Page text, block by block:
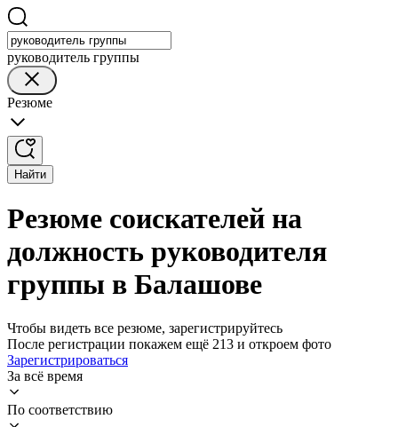
руководитель группы
Резюме
Найти
Резюме соискателей на
должность руководителя
группы в Балашове
Чтобы видеть все резюме, зарегистрируйтесь
После регистрации покажем ещё 213 и откроем фото
Зарегистрироваться
За всё время
По соответствию